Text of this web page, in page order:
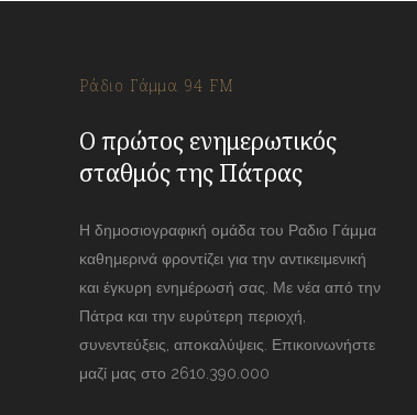
Ράδιο Γάμμα 94 FM
Ο πρώτος ενημερωτικός
σταθμός της Πάτρας
Η δημοσιογραφική ομάδα του Ραδιο Γάμμα
καθημερινά φροντίζει για την αντικειμενική
και έγκυρη ενημέρωσή σας. Με νέα από την
Πάτρα και την ευρύτερη περιοχή,
συνεντεύξεις, αποκαλύψεις. Επικοινωνήστε
μαζί μας στο 2610.390.000